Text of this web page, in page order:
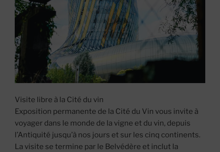
Visite libre à la Cité du vin
Exposition permanente de la Cité du Vin vous invite à
voyager dans le monde de la vigne et du vin, depuis
l’Antiquité jusqu’à nos jours et sur les cinq continents.
La visite se termine par le Belvédère et inclut la